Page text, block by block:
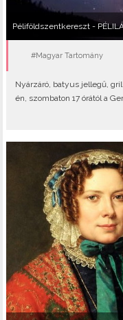
Péliföldszentkereszt -
#Magyar Tartomány
Nyárzáró, batyus jellegű,
én, szombaton 17 órától a